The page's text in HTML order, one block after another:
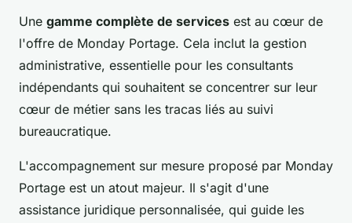
Une gamme complète de services est au cœur de
l'offre de Monday Portage. Cela inclut la gestion
administrative, essentielle pour les consultants
indépendants qui souhaitent se concentrer sur leur
cœur de métier sans les tracas liés au suivi
bureaucratique.
L'accompagnement sur mesure proposé par Monday
Portage est un atout majeur. Il s'agit d'une
assistance juridique personnalisée, qui guide les